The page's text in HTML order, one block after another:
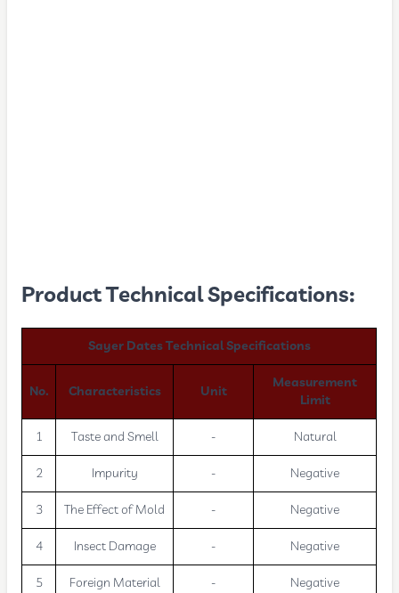
Product Technical Specifications:
Sayer Dates Technical Specifications
No. Characteristics Unit
Measurement
Limit
1 Taste and Smell - Natural
2 Impurity - Negative
3 The Effect of Mold - Negative
4 Insect Damage - Negative
5 Foreign Material - Negative